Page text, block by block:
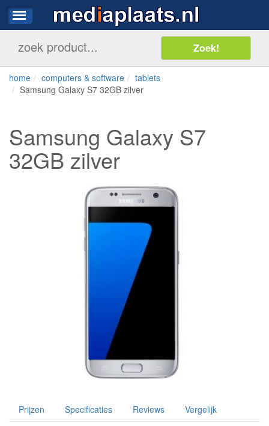
home computers & software
tablets
Samsung Galaxy S7 32GB zilver
Samsung Galaxy S7
32GB zilver
Prijzen Specificaties Reviews Vergelijk